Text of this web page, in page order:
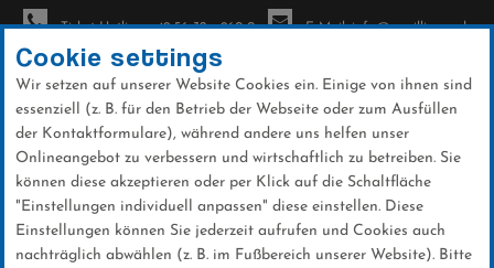
Direkt
zum
Inhalt
Ticket-Hotline: +49 56 32 - 960-0 E-Mail: info@sc-willingen.de
News
Cookie settings
Wir setzen auf unserer Website Cookies ein. Einige von ihnen sind
essenziell (z. B. für den Betrieb der Webseite oder zum Ausfüllen
der Kontaktformulare), während andere uns helfen unser
Onlineangebot zu verbessern und wirtschaftlich zu betreiben. Sie
können diese akzeptieren oder per Klick auf die Schaltfläche
"Einstellungen individuell anpassen" diese einstellen. Diese
Einstellungen können Sie jederzeit aufrufen und Cookies auch
nachträglich abwählen (z. B. im Fußbereich unserer Website). Bitte